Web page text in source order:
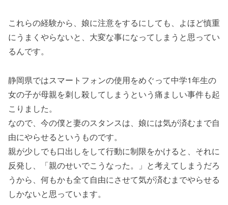
これらの経験から、娘に注意をするにしても、よほど慎重
にうまくやらないと、大変な事になってしまうと思ってい
るんです。
静岡県ではスマートフォンの使用をめぐって中学1年生の
女の子が母親を刺し殺してしまうという痛ましい事件も起
こりました。
なので、今の僕と妻のスタンスは、娘には気が済むまで自
由にやらせるというものです。
親が少しでも口出しをして行動に制限をかけると、それに
反発し、「親のせいでこうなった。」と考えてしまうだろ
うから、何もかも全て自由にさせて気が済むまでやらせる
しかないと思っています。